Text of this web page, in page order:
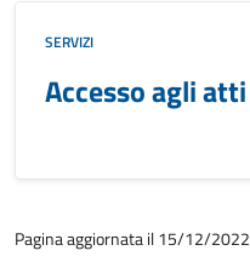
SERVIZI
Accesso agli atti
Pagina aggiornata il 15/12/2022